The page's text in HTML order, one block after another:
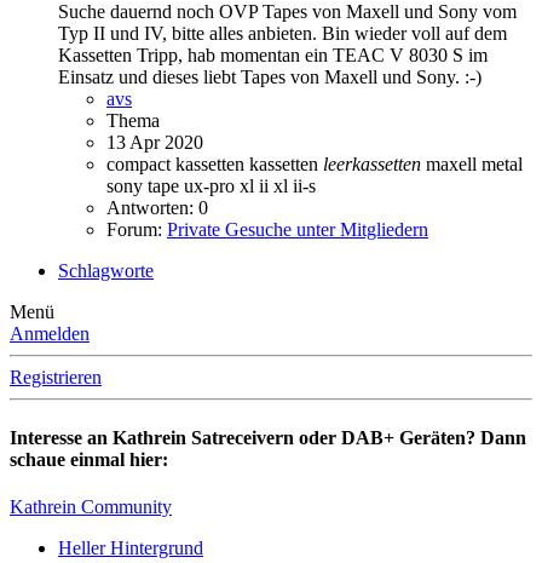
Suche dauernd noch OVP Tapes von Maxell und Sony vom
Typ II und IV, bitte alles anbieten. Bin wieder voll auf dem
Kassetten Tripp, hab momentan ein TEAC V 8030 S im
Einsatz und dieses liebt Tapes von Maxell und Sony. :-)
avs
Thema
13 Apr 2020
compact kassetten kassetten leerkassetten maxell metal
sony tape ux-pro xl ii xl ii-s
Antworten: 0
Forum: Private Gesuche unter Mitgliedern
Schlagworte
Menü
Anmelden
Registrieren
Interesse an Kathrein Satreceivern oder DAB+ Geräten? Dann
schaue einmal hier:
Kathrein Community
Heller Hintergrund